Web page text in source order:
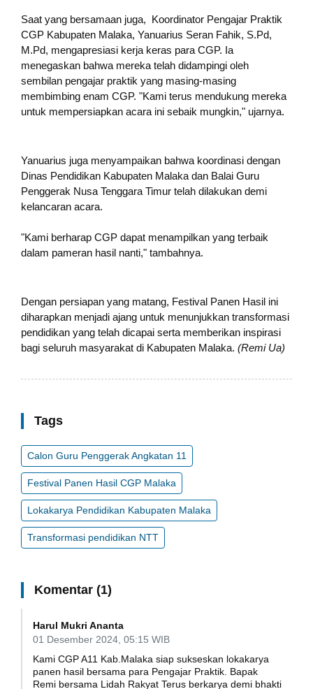
Saat yang bersamaan juga, Koordinator Pengajar Praktik
CGP Kabupaten Malaka, Yanuarius Seran Fahik, S.Pd,
M.Pd, mengapresiasi kerja keras para CGP. Ia
menegaskan bahwa mereka telah didampingi oleh
sembilan pengajar praktik yang masing-masing
membimbing enam CGP. "Kami terus mendukung mereka
untuk mempersiapkan acara ini sebaik mungkin," ujarnya.
Yanuarius juga menyampaikan bahwa koordinasi dengan
Dinas Pendidikan Kabupaten Malaka dan Balai Guru
Penggerak Nusa Tenggara Timur telah dilakukan demi
kelancaran acara.
"Kami berharap CGP dapat menampilkan yang terbaik
dalam pameran hasil nanti," tambahnya.
Dengan persiapan yang matang, Festival Panen Hasil ini
diharapkan menjadi ajang untuk menunjukkan transformasi
pendidikan yang telah dicapai serta memberikan inspirasi
bagi seluruh masyarakat di Kabupaten Malaka. (Remi Ua)
Tags
Calon Guru Penggerak Angkatan 11
Festival Panen Hasil CGP Malaka
Lokakarya Pendidikan Kabupaten Malaka
Transformasi pendidikan NTT
Komentar (1)
Harul Mukri Ananta
01 Desember 2024, 05:15 WIB
Kami CGP A11 Kab.Malaka siap sukseskan lokakarya
panen hasil bersama para Pengajar Praktik. Bapak
Remi bersama Lidah Rakyat Terus berkarya demi bhakti